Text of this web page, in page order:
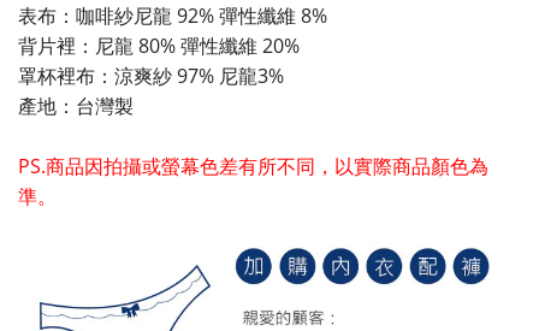
表布：咖啡紗尼龍 92% 彈性纖維 8%
背片裡：尼龍 80% 彈性纖維 20%
罩杯裡布：涼爽紗 97% 尼龍3%
產地：台灣製
PS.商品因拍攝或螢幕色差有所不同，以實際商品顏色為
準。